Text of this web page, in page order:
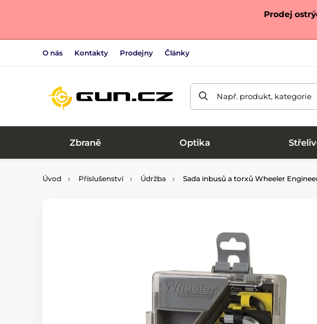
Prodej
O nás Kontakty Prodejny Články
Např. produkt, kategorie
Zbraně Optika
Úvod Příslušenství Údržba Sada inbusů a torxů Wheeler